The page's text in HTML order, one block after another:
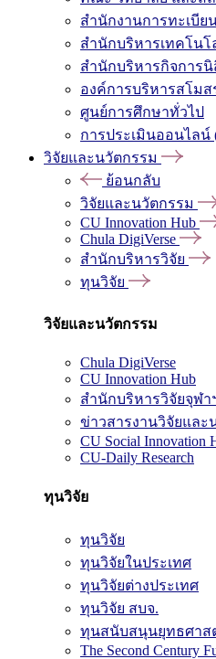
สำนักงานการทะเบีย
สำนักบริหารเทคโนโ
สำนักบริหารกิจการ
องค์การบริหารสโม
ศูนย์การศึกษาทั่วไป
การประเมินออนไลน์
วิจัยและนวัตกรรม
ย้อนกลับ
วิจัยและนวัตกรรม
CU Innovation Hub
Chula DigiVerse
สำนักบริหารวิจัย
ทุนวิจัย
วิจัยและนวัตกรรม
Chula DigiVerse
CU Innovation Hub
สำนักบริหารวิจัยจุฬา
ข่าวสารงานวิจัยและ
CU Social Innovation
CU-Daily Research
ทุนวิจัย
ทุนวิจัย
ทุนวิจัยในประเทศ
ทุนวิจัยต่างประเทศ
ทุนวิจัย สบจ.
ทุนสนับสนุนยุทธศาส
The Second Century